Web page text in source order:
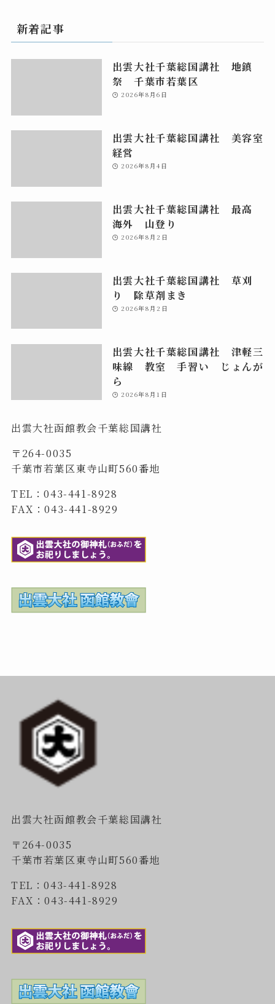
新着記事
出雲大社千葉総国講社 地鎮
祭 千葉市若葉区
2026年8月6日
出雲大社千葉総国講社 美容室
経営
2026年8月4日
出雲大社千葉総国講社 最高
海外 山登り
2026年8月2日
出雲大社千葉総国講社 草刈
り 除草剤まき
2026年8月2日
出雲大社千葉総国講社 津軽三
味線 教室 手習い じょんが
ら
2026年8月1日
出雲大社函館教会千葉総国講社
〒264-0035
千葉市若葉区東寺山町560番地
TEL：043-441-8928
FAX：043-441-8929
出雲大社函館教会千葉総国講社
〒264-0035
千葉市若葉区東寺山町560番地
TEL：043-441-8928
FAX：043-441-8929